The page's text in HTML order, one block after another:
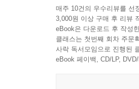
※ 이 책은 2008년에 출
편의를 위해 단계별 구
매주 10건의 우수리뷰를 선
3,000원 이상 구매 후 리뷰
eBook은 다운로드 후 작성
클래스는 첫번째 회차 주문
사락 독서모임으로 진행된
eBook 페이백, CD/LP,